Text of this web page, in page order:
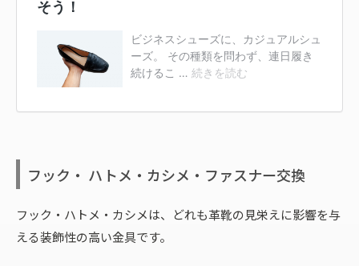
フック・ ハトメ・カシメ・ファスナー交換
フック・ハトメ・カシメは、どれも革靴の見栄えに影響を与
える装飾性の高い金具です。